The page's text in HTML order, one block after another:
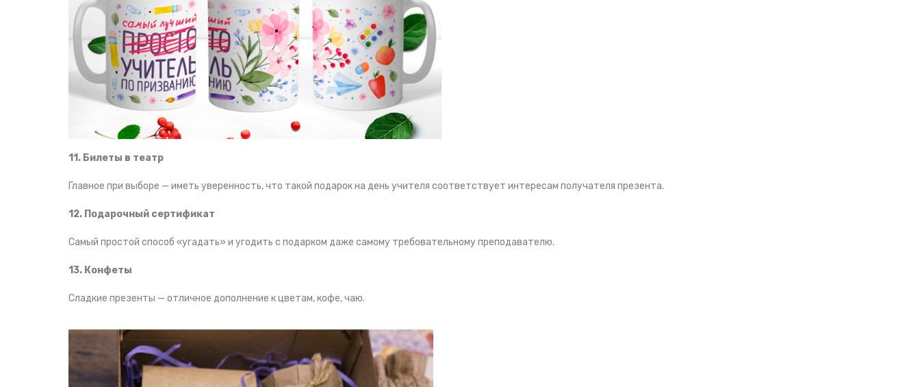
11. Билеты в театр
Главное при выборе — иметь уверенность, что такой подарок на день учителя соответствует интересам получателя презента.
12. Подарочный сертификат
Самый простой способ «угадать» и угодить с подарком даже самому требовательному преподавателю.
13. Конфеты
Сладкие презенты — отличное дополнение к цветам, кофе, чаю.